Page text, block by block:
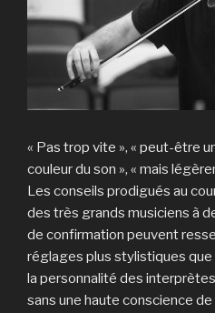
« Pas trop vite », « peut-être
couleur du son », « mais
Les conseils prodigués au
des très grands musiciens à
de confirmation peuvent
réglages plus stylistiques
la personnalité des
sans une haute conscience